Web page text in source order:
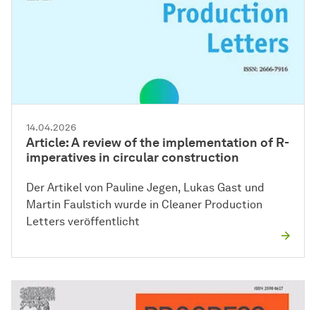
14.04.2026
Article: A review of the implementation of R-
imperatives in circular construction
Der Artikel von Pauline Jegen, Lukas Gast und
Martin Faulstich wurde in Cleaner Production
Letters veröffentlicht